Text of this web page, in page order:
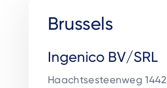
Brussels
Ingenico BV/SRL
Haachtsesteenweg 1442